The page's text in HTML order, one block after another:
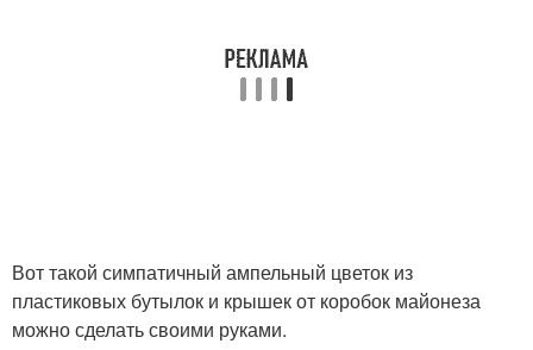
Основание для цветка
Вот такой симпатичный ампельный цветок из
пластиковых бутылок и крышек от коробок майонеза
можно сделать своими руками.